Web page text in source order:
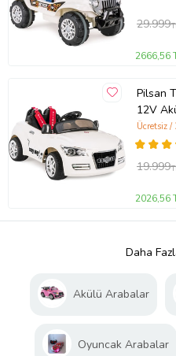
29.999
2666,56
Pilsan
12V
Ücretsiz
19.999
2026,56
Daha
Akülü Arabalar
Oyuncak Arabalar